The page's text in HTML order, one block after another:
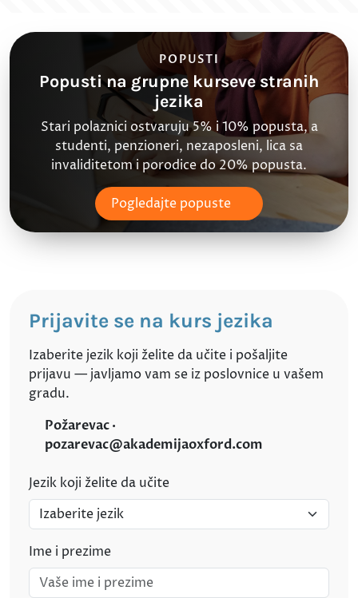
POPUSTI
Popusti na grupne kurseve stranih
jezika
Stari polaznici ostvaruju 5% i 10% popusta, a
studenti, penzioneri, nezaposleni, lica sa
invaliditetom i porodice do 20% popusta.
Pogledajte popuste
Prijavite se na kurs jezika
Izaberite jezik koji želite da učite i pošaljite
prijavu — javljamo vam se iz poslovnice u vašem
gradu.
Požarevac ·
pozarevac@akademijaoxford.com
Jezik koji želite da učite
Ime i prezime